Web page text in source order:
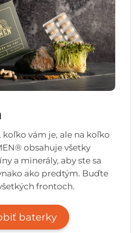
koľko vám je, ale na koľko
obsahuje všetky
a minerály, aby ste sa
ako predtým. Buďte
frontoch.
baterky